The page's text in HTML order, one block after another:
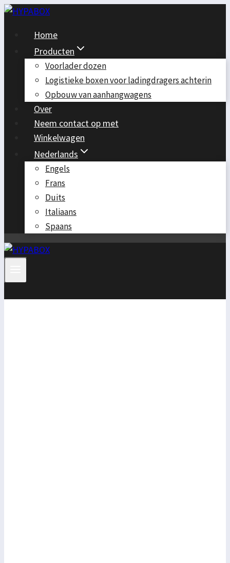
Doorgaan
Home
Producten
Voorlader dozen
Logistieke boxen voor ladingdragers achterin
Opbouw van aanhangwagens
Over
Neem contact op met
Winkelwagen
Nederlands
Engels
Frans
Duits
Italiaans
Spaans